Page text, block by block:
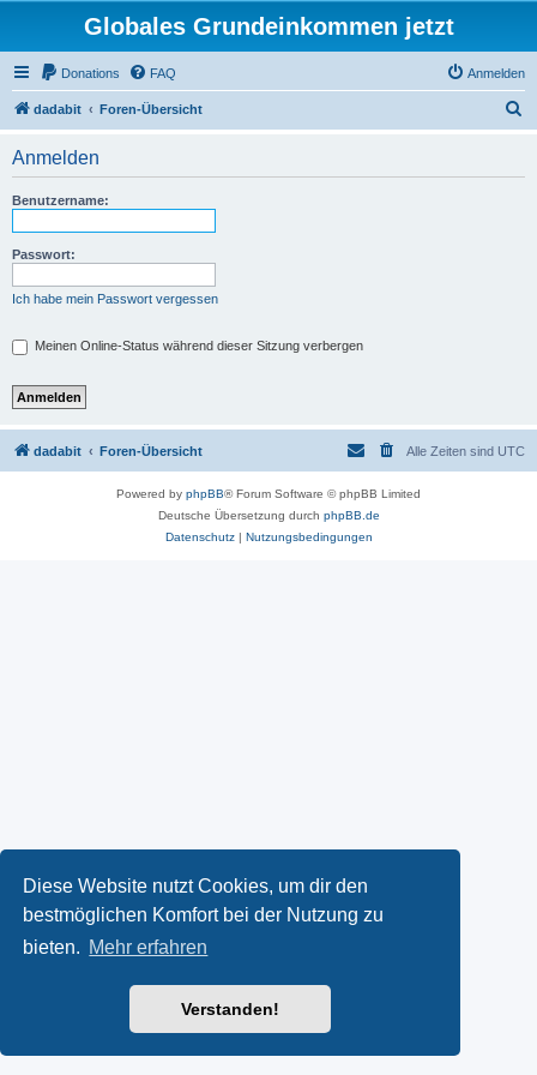
Diese Website nutzt Cookies, um dir den
bestmöglichen Komfort bei der Nutzung zu
bieten. Mehr erfahren
Verstanden!
Globales Grundeinkommen jetzt
Donations FAQ Anmelden
dadabit Foren-Übersicht
Anmelden
Benutzername:
Passwort:
Ich habe mein Passwort vergessen
Meinen Online-Status während dieser Sitzung verbergen
dadabit Foren-Übersicht Alle Zeiten sind UTC
Powered by phpBB® Forum Software © phpBB Limited
Deutsche Übersetzung durch phpBB.de
Datenschutz| Nutzungsbedingungen